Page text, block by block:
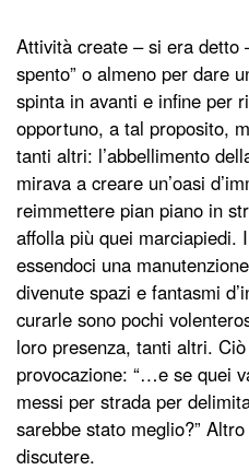
Attività create – si era
spento” o almeno per dare
spinta in avanti e infine per
opportuno, a tal proposito,
tanti altri: l’abbellimento
mirava a creare un’oasi
reimmettere pian piano in
affolla più quei marciapiedi.
essendoci una
divenute spazi e fantasmi
curarle sono pochi
loro presenza, tanti altri.
provocazione: “…e se quei
messi per strada per
sarebbe stato meglio?”
discutere.